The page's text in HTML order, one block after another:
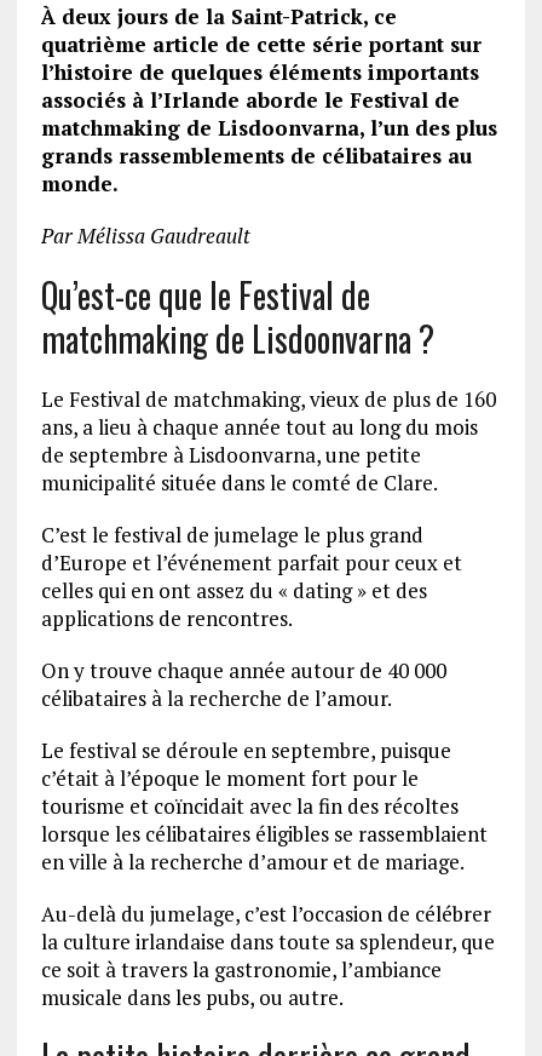
À deux jours de la Saint-Patrick, ce
quatrième article de cette série portant sur
l’histoire de quelques éléments importants
associés à l’Irlande aborde le Festival de
matchmaking de Lisdoonvarna, l’un des plus
grands rassemblements de célibataires au
monde.
Par Mélissa Gaudreault
Qu’est-ce que le Festival de
matchmaking de Lisdoonvarna ?
Le Festival de matchmaking, vieux de plus de 160
ans, a lieu à chaque année tout au long du mois
de septembre à Lisdoonvarna, une petite
municipalité située dans le comté de Clare.
C’est le festival de jumelage le plus grand
d’Europe et l’événement parfait pour ceux et
celles qui en ont assez du « dating » et des
applications de rencontres.
On y trouve chaque année autour de 40 000
célibataires à la recherche de l’amour.
Le festival se déroule en septembre, puisque
c’était à l’époque le moment fort pour le
tourisme et coïncidait avec la fin des récoltes
lorsque les célibataires éligibles se rassemblaient
en ville à la recherche d’amour et de mariage.
Au-delà du jumelage, c’est l’occasion de célébrer
la culture irlandaise dans toute sa splendeur, que
ce soit à travers la gastronomie, l’ambiance
musicale dans les pubs, ou autre.